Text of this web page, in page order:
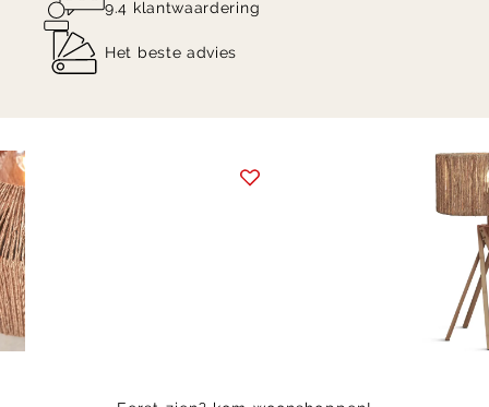
9.4 klantwaardering
Het beste advies
Item
1
of
4